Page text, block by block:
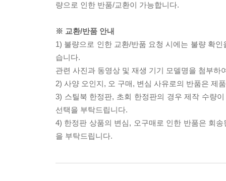
량으로 인한 반품/교환이 가능합니다.
※ 교환/반품 안내
1) 불량으로 인한 교환/반품 요청 시에는 불량 확
습니다.
관련 사진과 동영상 및 재생 기기 모델명을 첨부하
2) 사양 오인지, 오 구매, 변심 사유로의 반품은 제
3) 스틸북 한정판, 초회 한정판의 경우 제작 수량
선택을 부탁드립니다.
4) 한정판 상품의 변심, 오구매로 인한 반품은 회
을 부탁드립니다.